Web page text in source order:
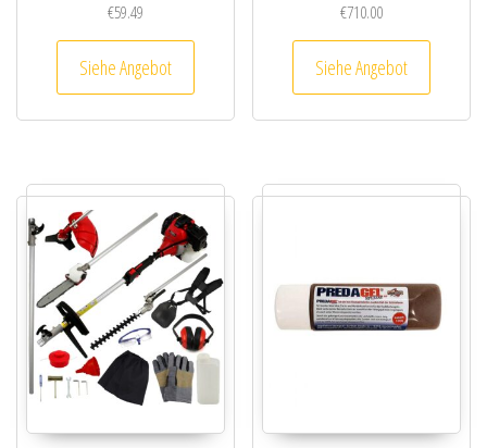
€59.49
Siehe Angebot
€710.00
Siehe Angebot